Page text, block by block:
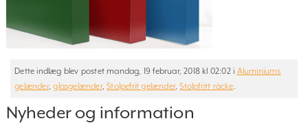
Dette indlæg blev postet mandag, 19 februar, 2018 kl 02:02 i Aluminiums
gelænder,glasgelænder,Stolpefrit gelænder,Stolpfritt räcke.
Nyheder og information